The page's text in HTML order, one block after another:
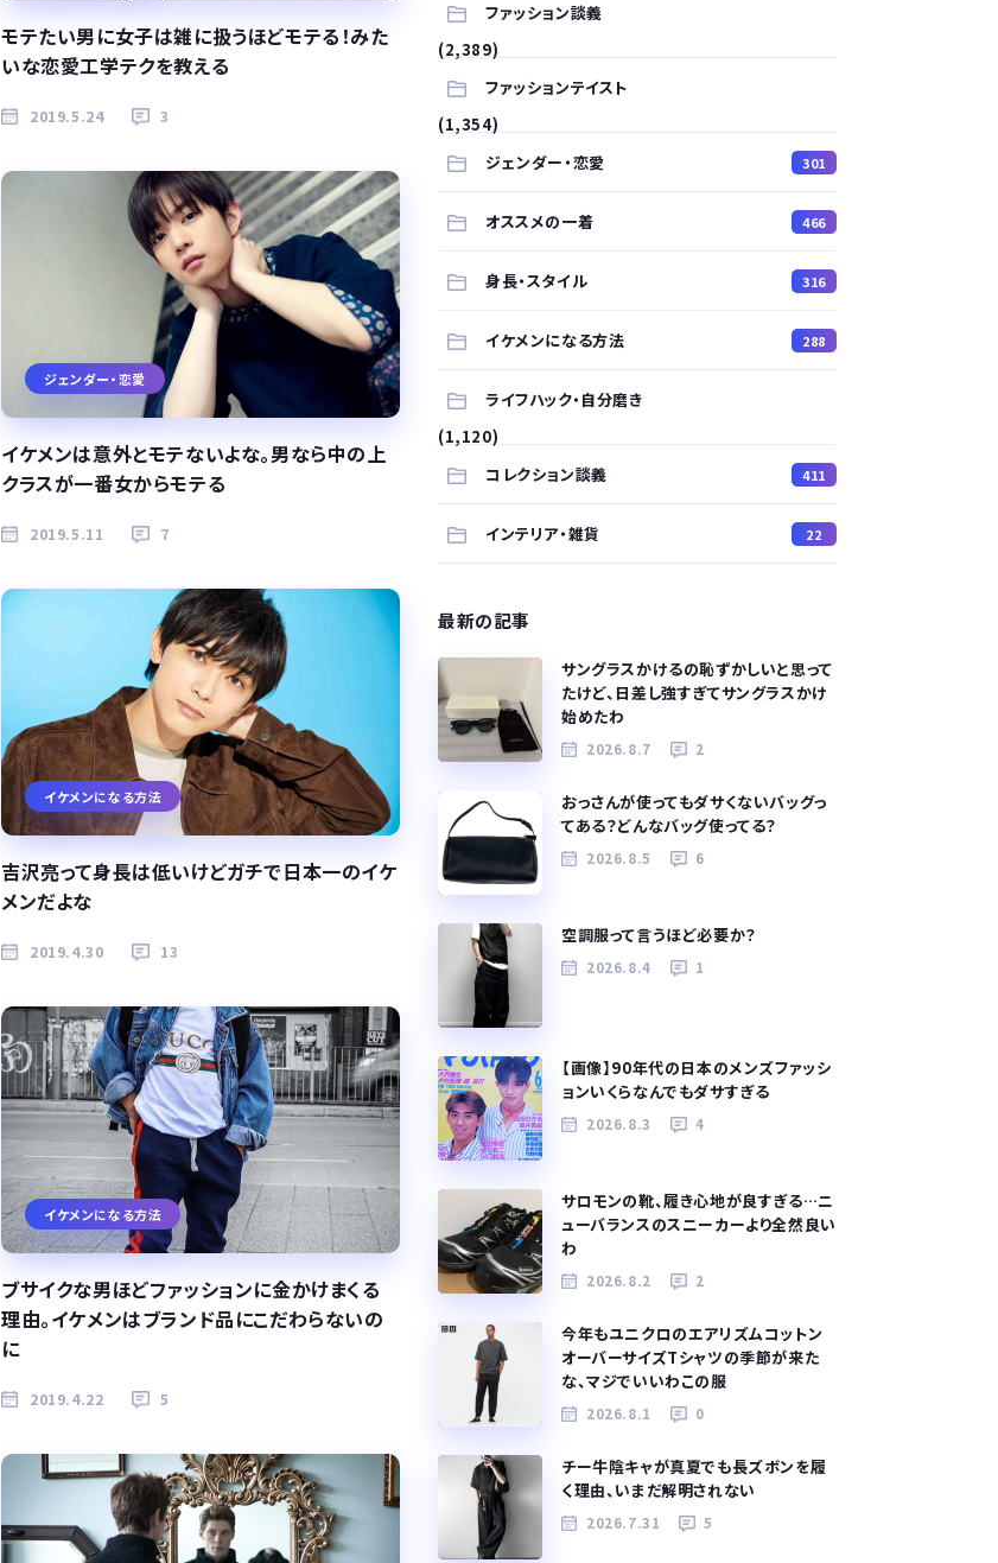
モテたい男に女子は雑に扱うほどモテる！みた
いな恋愛工学テクを教える
2019.5.24 3
ジェンダー・恋愛
イケメンは意外とモテないよな。男なら中の上
クラスが一番女からモテる
2019.5.11 7
イケメンになる方法
吉沢亮って身長は低いけどガチで日本一のイケ
メンだよな
2019.4.30 13
イケメンになる方法
ブサイクな男ほどファッションに金かけまくる
理由。イケメンはブランド品にこだわらないの
に
2019.4.22 5
ファッション談義
(2,389)
ファッションテイスト
(1,354)
ジェンダー・恋愛
301
オススメの一着 466
身長・スタイル 316
イケメンになる方法 288
ライフハック・自分磨き
(1,120)
コレクション談義
411
インテリア・雑貨 22
最新の記事
サングラスかけるの恥ずかしいと思って
たけど、日差し強すぎてサングラスかけ
始めたわ
2026.8.7 2
おっさんが使ってもダサくないバッグっ
てある？どんなバッグ使ってる？
2026.8.5 6
空調服って言うほど必要か？
2026.8.4 1
【画像】90年代の日本のメンズファッシ
ョンいくらなんでもダサすぎる
2026.8.3 4
サロモンの靴、履き心地が良すぎる…ニ
ューバランスのスニーカーより全然良い
わ
2026.8.2 2
今年もユニクロのエアリズムコットン
オーバーサイズTシャツの季節が来た
な、マジでいいわこの服
2026.8.1 0
チー牛陰キャが真夏でも長ズボンを履
く理由、いまだ解明されない
2026.7.31 5